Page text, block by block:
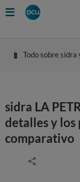
Todo sobre sidra
sidra LA
detalles y los
comparativo